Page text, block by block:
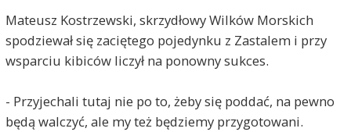
Mateusz Kostrzewski, skrzydłowy Wilków Morskich
spodziewał się zaciętego pojedynku z Zastalem i przy
wsparciu kibiców liczył na ponowny sukces.
- Przyjechali tutaj nie po to, żeby się poddać, na pewno
będą walczyć, ale my też będziemy przygotowani.